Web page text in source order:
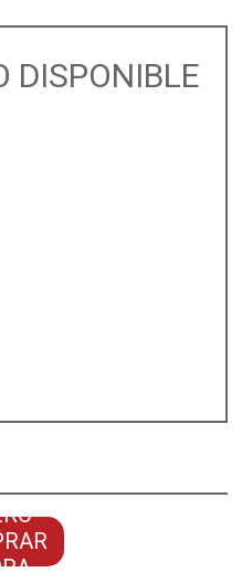
DISPONIBLE